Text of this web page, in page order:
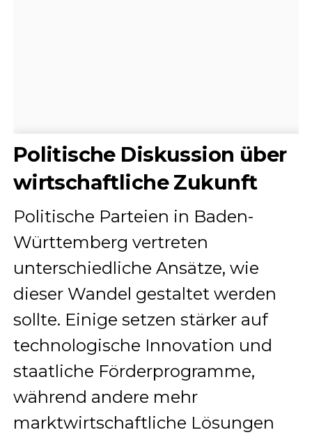
Politische Diskussion über
wirtschaftliche Zukunft
Politische Parteien in Baden-
Württemberg vertreten
unterschiedliche Ansätze, wie
dieser Wandel gestaltet werden
sollte. Einige setzen stärker auf
technologische Innovation und
staatliche Förderprogramme,
während andere mehr
marktwirtschaftliche Lösungen